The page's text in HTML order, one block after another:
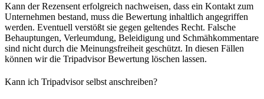
Kann der Rezensent erfolgreich nachweisen, dass ein Kontakt zum
Unternehmen bestand, muss die Bewertung inhaltlich angegriffen
werden. Eventuell verstößt sie gegen geltendes Recht. Falsche
Behauptungen, Verleumdung, Beleidigung und Schmähkommentare
sind nicht durch die Meinungsfreiheit geschützt. In diesen Fällen
können wir die Tripadvisor Bewertung löschen lassen.
Kann ich Tripadvisor selbst anschreiben?